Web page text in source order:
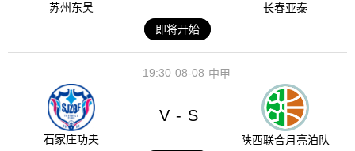
苏州东吴
长春亚泰
即将开始
08-08
19:30 中甲
石家庄功夫
V - S
陕西联合月亮泊队